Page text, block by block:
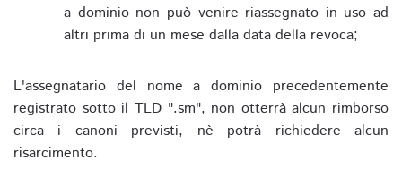
a dominio non può venire riassegnato in uso ad
altri prima di un mese dalla data della revoca;
L'assegnatario del nome a dominio precedentemente
registrato sotto il TLD ".sm", non otterrà alcun rimborso
circa i canoni previsti, nè potrà richiedere alcun
risarcimento.